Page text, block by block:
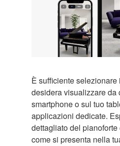
È sufficiente
desidera visualizzare da
smartphone o sul tuo
applicazioni dedicate.
dettagliato del
come si presenta nella